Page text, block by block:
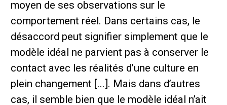
moyen de ses observations sur le
comportement réel. Dans certains cas, le
désaccord peut signifier simplement que le
modèle idéal ne parvient pas à conserver le
contact avec les réalités d’une culture en
plein changement [...]. Mais dans d’autres
cas, il semble bien que le modèle idéal n’ait